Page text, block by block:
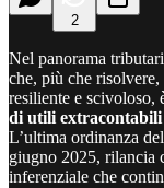
2
Nel panorama
che, più che
resiliente e scivoloso,
di utili extracontabili
L’ultima ordinanza
giugno 2025, rilancia
inferenziale che